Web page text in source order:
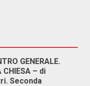
GENERALE.
CHIESA – di
Seconda